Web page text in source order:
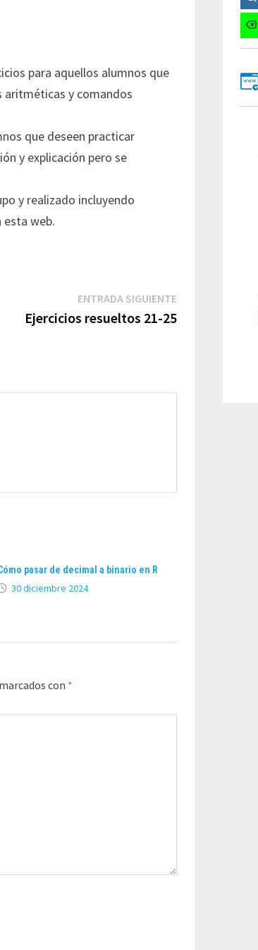
para aquellos alumnos que
aritméticas y comandos
que deseen practicar
y explicación pero se
y realizado incluyendo
web.
ENTRADA SIGUIENTEEntrada
siguiente:
Ejercicios resueltos 21-25
pasar de decimal a binario en R
30 diciembre 2024
con *